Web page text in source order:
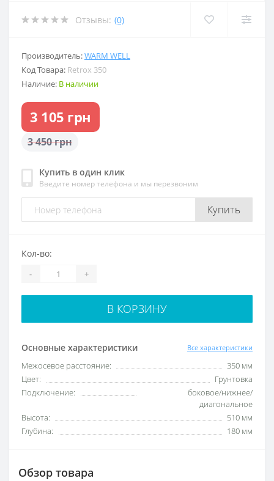
Отзывы: (0)
Производитель:WARM WELL
Код Товара: Retrox 350
Наличие: В наличии
3 105 грн
3 450 грн
Купить в один клик
Введите номер телефона и мы перезвоним
Купить
Основные характеристики Все характеристики
Межосевое расстояние:
350 мм
Цвет:
Грунтовка
Подключение:
боковое/нижнее/
диагональное
Высота:
510 мм
Глубина:
180 мм
Кол-во:
- +
В КОРЗИНУ
Обзор товара